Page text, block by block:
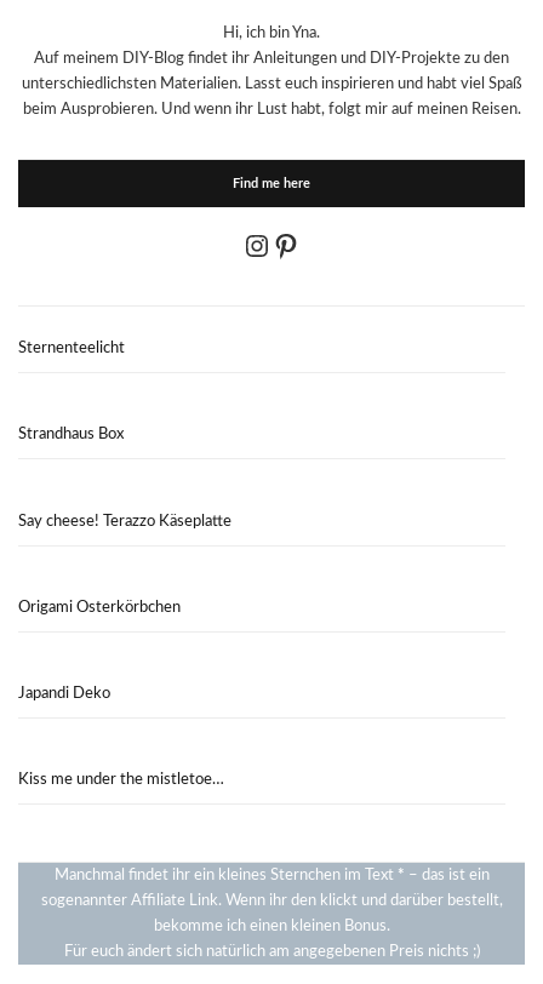
Hi, ich bin Yna.
Auf meinem DIY-Blog findet ihr Anleitungen und DIY-Projekte zu den
unterschiedlichsten Materialien. Lasst euch inspirieren und habt viel Spaß
beim Ausprobieren. Und wenn ihr Lust habt, folgt mir auf meinen Reisen.
Find me here
Instagram
Pinterest
Sternenteelicht
Strandhaus Box
Say cheese! Terazzo Käseplatte
Origami Osterkörbchen
Japandi Deko
Kiss me under the mistletoe…
Manchmal findet ihr ein kleines Sternchen im Text * – das ist ein
sogenannter Affiliate Link. Wenn ihr den klickt und darüber bestellt,
bekomme ich einen kleinen Bonus.
Für euch ändert sich natürlich am angegebenen Preis nichts ;)